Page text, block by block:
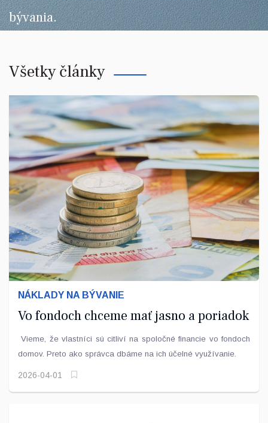
bývania.
Všetky články
NÁKLADY NA BÝVANIE
Vo fondoch chceme mať jasno a poriadok
Vieme, že vlastníci sú citliví na spoločné financie vo fondoch
domov. Preto ako správca dbáme na ich účelné využívanie.
2026-04-01